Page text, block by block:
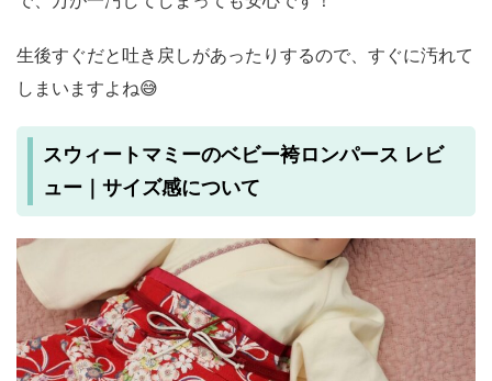
生後すぐだと吐き戻しがあったりするので、すぐに汚れて
しまいますよね😅
スウィートマミーのベビー袴ロンパース レビ
ュー｜サイズ感について